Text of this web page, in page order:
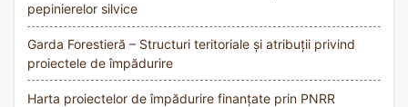
pepinierelor silvice
Garda Forestieră – Structuri teritoriale și atribuții privind
proiectele de împădurire
Harta proiectelor de împădurire finanțate prin PNRR